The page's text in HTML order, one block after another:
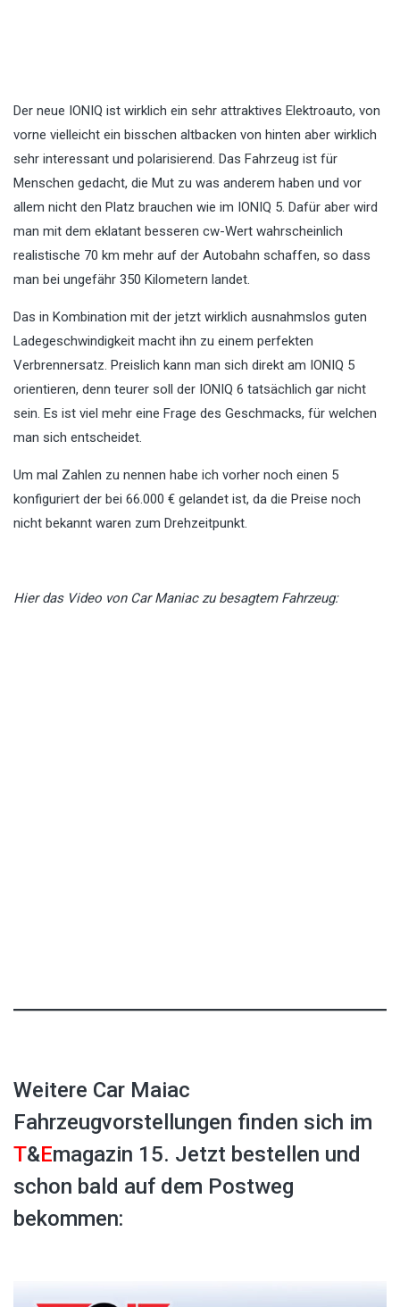
Der neue IONIQ ist wirklich ein sehr attraktives Elektroauto, von
vorne vielleicht ein bisschen altbacken von hinten aber wirklich
sehr interessant und polarisierend. Das Fahrzeug ist für
Menschen gedacht, die Mut zu was anderem haben und vor
allem nicht den Platz brauchen wie im IONIQ 5. Dafür aber wird
man mit dem eklatant besseren cw-Wert wahrscheinlich
realistische 70 km mehr auf der Autobahn schaffen, so dass
man bei ungefähr 350 Kilometern landet.
Das in Kombination mit der jetzt wirklich ausnahmslos guten
Ladegeschwindigkeit macht ihn zu einem perfekten
Verbrennersatz. Preislich kann man sich direkt am IONIQ 5
orientieren, denn teurer soll der IONIQ 6 tatsächlich gar nicht
sein. Es ist viel mehr eine Frage des Geschmacks, für welchen
man sich entscheidet.
Um mal Zahlen zu nennen habe ich vorher noch einen 5
konfiguriert der bei 66.000 € gelandet ist, da die Preise noch
nicht bekannt waren zum Drehzeitpunkt.
Hier das Video von Car Maniac zu besagtem Fahrzeug:
Weitere Car Maiac
Fahrzeugvorstellungen finden sich im
T&Emagazin 15. Jetzt bestellen und
schon bald auf dem Postweg
bekommen: